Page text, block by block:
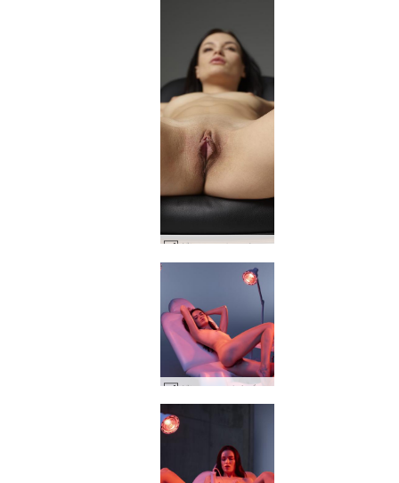
グレース セックス チェア #23
グレース バイブレーション トリートメント #91